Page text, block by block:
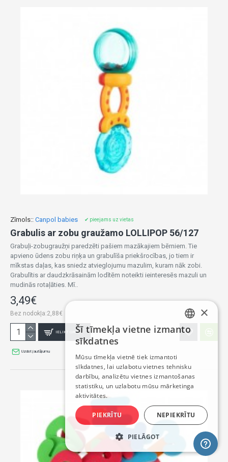
Zīmols:: Canpol babies ✔ pieejams uz vietas
Grabulis ar zobu graužamo LOLLIPOP 56/127
Grabuļi-zobugraužņi paredzēti pašiem mazākajiem bērniem. Tie
apvieno ūdens zobu riņķa un grabulīša priekšrocības, jo tiem ir
mīkstas daļas, kas sniedz atvieglojumu mazulim, kuram nāk zobi.
Grabulītis ar daudzkrāsainām lodītēm noteikti ieinteresēs mazuli un
mudinās rotaļāties. Mī..
3,49€
Bez nodokļa:2,88€
IELIKT GROZĀ
Uzdot jautājumu
LATVIAN
ENGLISH
×
Šī tīmekļa vietne izmanto
sīkdatnes
Mūsu tīmekļa vietnē tiek izmantoti
sīkdatnes, lai uzlabotu vietnes tehnisku
darbību, analizētu vietnes izmantošanas
statistiku, un uzlabotu mūsu mārketinga
aktivitātes.
PIEKRĪTU NEPIEKRĪTU
PIELĀGOT